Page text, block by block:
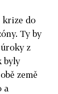
krize do
Ty by
z
byly
země
a